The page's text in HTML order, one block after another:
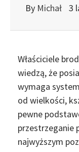
By Michał 3
Właściciele
wiedzą, że
wymaga
od wielkości,
pewne
przestrzeganie
najwyższym